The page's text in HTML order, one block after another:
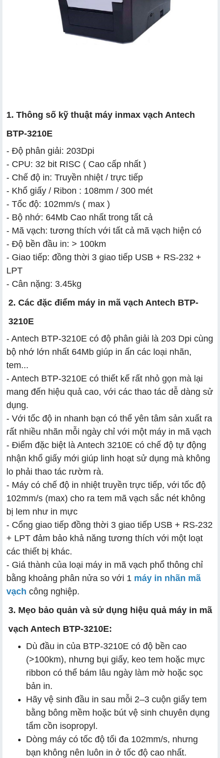
1. Thông số kỹ thuật máy inmax vạch Antech
BTP-3210E
- Độ phân giải: 203Dpi
- CPU: 32 bit RISC ( Cao cấp nhất )
- Chế độ in: Truyền nhiệt / trực tiếp
- Khổ giấy / Ribon : 108mm / 300 mét
- Tốc độ: 102mm/s ( max )
- Bộ nhớ: 64Mb Cao nhất trong tất cả
- Mã vạch: tương thích với tất cả mã vạch hiện có
- Độ bền đầu in: > 100km
- Giao tiếp: đồng thời 3 giao tiếp USB + RS-232 +
LPT
- Cân nặng: 3.45kg
2. Các đặc điểm máy in mã vạch Antech BTP-
3210E
- Antech BTP-3210E có độ phân giải là 203 Dpi cùng
bộ nhớ lớn nhất 64Mb giúp in ấn các loại nhãn,
tem...
- Antech BTP-3210E có thiết kế rất nhỏ gọn mà lại
mang đến hiệu quả cao, với các thao tác dễ dàng sử
dụng.
- Với tốc độ in nhanh bạn có thể yên tâm sản xuất ra
rất nhiều nhãn mỗi ngày chỉ với một máy in mã vạch
- Điểm đặc biệt là Antech 3210E có chế độ tự động
nhận khổ giấy mới giúp linh hoạt sử dụng mà không
lo phải thao tác rườm rà.
- Máy có chế độ in nhiệt truyền trực tiếp, với tốc độ
102mm/s (max) cho ra tem mã vạch sắc nét không
bị lem như in mực
- Cổng giao tiếp đồng thời 3 giao tiếp USB + RS-232
+ LPT đảm bảo khả năng tương thích với một loạt
các thiết bị khác.
- Giá thành của loại máy in mã vạch phổ thông chỉ
bằng khoảng phân nửa so với 1 máy in nhãn mã
vạch công nghiệp.
3. Mẹo bảo quản và sử dụng hiệu quả máy in mã
vạch Antech BTP-3210E:
Dù đầu in của BTP-3210E có độ bền cao
(>100km), nhưng bụi giấy, keo tem hoặc mực
ribbon có thể bám lâu ngày làm mờ hoặc sọc
bản in.
Hãy vệ sinh đầu in sau mỗi 2–3 cuộn giấy tem
bằng bông mềm hoặc bút vệ sinh chuyên dụng
tẩm cồn isopropyl.
Dòng máy có tốc độ tối đa 102mm/s, nhưng
bạn không nên luôn in ở tốc độ cao nhất.